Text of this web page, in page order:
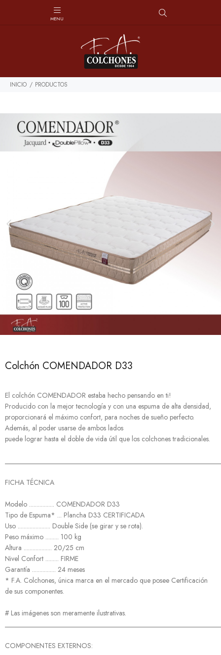
INICIO PRODUCTOS
Colchón COMENDADOR D33
El colchón COMENDADOR estaba hecho pensando en ti!
Producido con la mejor tecnología y con una espuma de alta densidad,
proporcionará el máximo confort, para noches de sueño perfecto.
Además, al poder usarse de ambos lados
puede lograr hasta el doble de vida útil que los colchones tradicionales.
FICHA TÉCNICA
Modelo ................. COMENDADOR D33
Tipo de Espuma* ... Plancha D33 CERTIFICADA
Uso ...................... Double Side (se girar y se rota).
Peso máximo ......... 100 kg
Altura ................... 20/25 cm
Nivel Confort ......... FIRME
Garantía ................ 24 meses
* F.A. Colchones, única marca en el mercado que posee Certificación
de sus componentes.
# Las imágenes son meramente ilustrativas.
COMPONENTES EXTERNOS: